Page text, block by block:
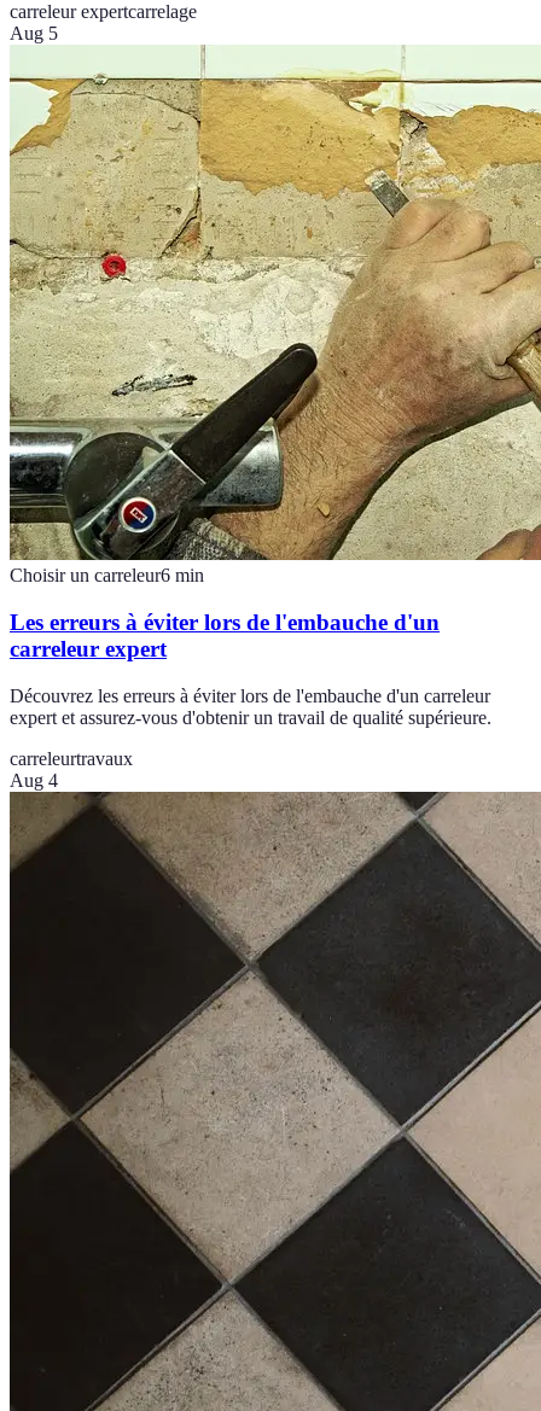
carreleur expertcarrelage
Aug 5
Choisir un carreleur6 min
Les erreurs à éviter lors de l'embauche d'un
carreleur expert
Découvrez les erreurs à éviter lors de l'embauche d'un carreleur
expert et assurez-vous d'obtenir un travail de qualité supérieure.
carreleurtravaux
Aug 4